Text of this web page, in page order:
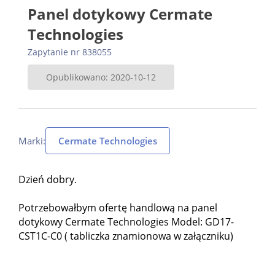
Panel dotykowy Cermate
Technologies
Zapytanie nr 838055
Opublikowano: 2020-10-12
Marki: Cermate Technologies
Dzień dobry.
Potrzebowałbym ofertę handlową na panel
dotykowy Cermate Technologies Model: GD17-
CST1C-C0 ( tabliczka znamionowa w załączniku)